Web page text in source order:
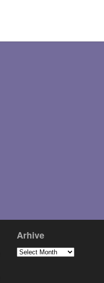
Arhive
Arhive